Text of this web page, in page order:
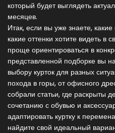
который будет выглядеть
месяцев.
Итак, если вы уже знаете,
какие оттенки хотите видеть в
проще ориентироваться в
представленной подборке вы
выбору курток для разных
похода в горы, от офисного
собрали статьи, где раскрыты
сочетанию с обувью и
адаптировать куртку к
найдите свой идеальный